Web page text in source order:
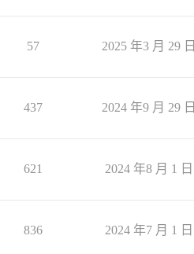
57 2025 年3 月 29 日
437 2024 年9 月 29 日
621 2024 年8 月 1 日
836 2024 年7 月 1 日